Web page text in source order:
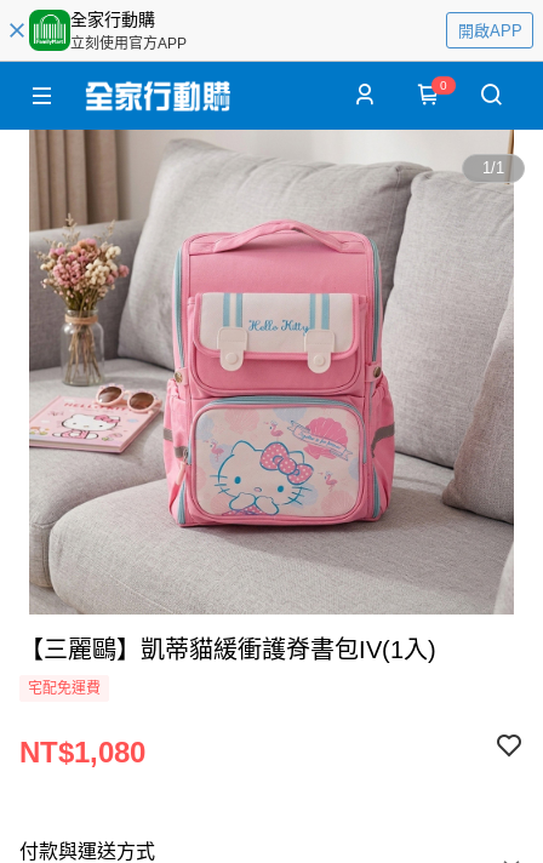
全家行動購
立刻使用官方APP
開啟APP
0
1/1
【三麗鷗】凱蒂貓緩衝護脊書包IV(1入)
宅配免運費
NT$1,080
付款與運送方式